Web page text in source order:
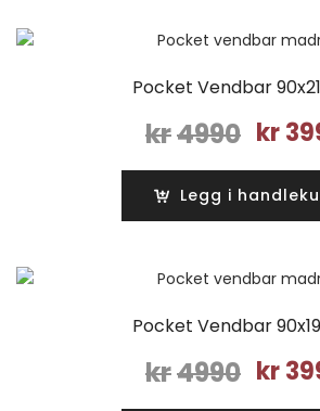
Pocket Vendbar
kr4990
var:
kr
Legg i
Pocket Vendbar
kr4990 kr